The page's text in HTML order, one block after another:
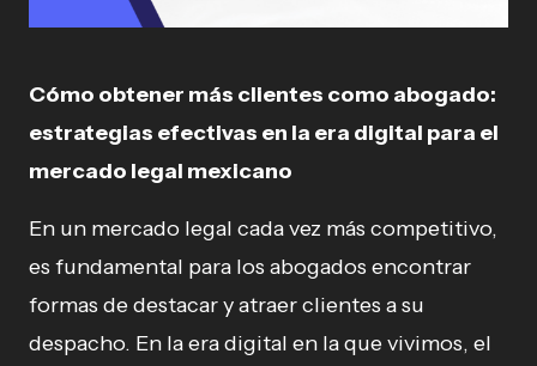
Cómo obtener más clientes como abogado:
estrategias efectivas en la era digital para el
mercado legal mexicano
En un mercado legal cada vez más competitivo,
es fundamental para los abogados encontrar
formas de destacar y atraer clientes a su
despacho. En la era digital en la que vivimos, el